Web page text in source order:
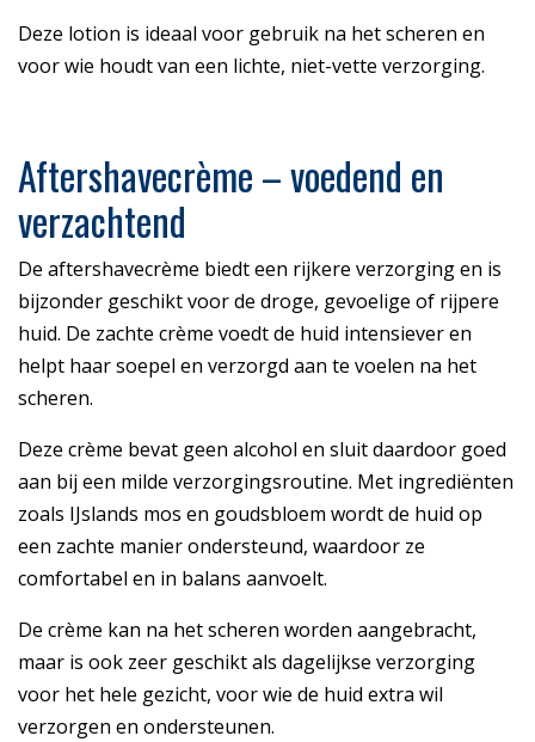
Deze lotion is ideaal voor gebruik na het scheren en
voor wie houdt van een lichte, niet-vette verzorging.
Aftershavecrème – voedend en
verzachtend
De aftershavecrème biedt een rijkere verzorging en is
bijzonder geschikt voor de droge, gevoelige of rijpere
huid. De zachte crème voedt de huid intensiever en
helpt haar soepel en verzorgd aan te voelen na het
scheren.
Deze crème bevat geen alcohol en sluit daardoor goed
aan bij een milde verzorgingsroutine. Met ingrediënten
zoals IJslands mos en goudsbloem wordt de huid op
een zachte manier ondersteund, waardoor ze
comfortabel en in balans aanvoelt.
De crème kan na het scheren worden aangebracht,
maar is ook zeer geschikt als dagelijkse verzorging
voor het hele gezicht, voor wie de huid extra wil
verzorgen en ondersteunen.